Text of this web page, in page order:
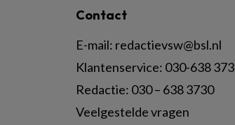
Contact
E-mail: redactievsw@bsl.nl
Klantenservice: 030-638
Redactie: 030 – 638 3730
Veelgestelde vragen